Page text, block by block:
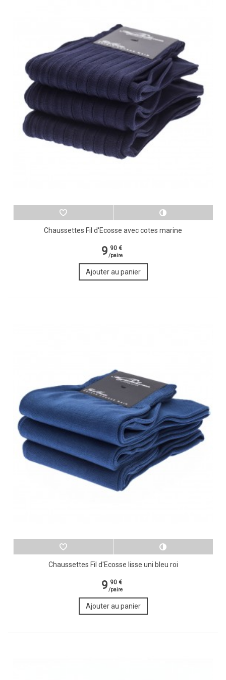
Chaussettes Fil d'Ecosse avec cotes marine
9 90 €
/paire
Chaussettes Fil d'Ecosse lisse uni bleu roi
9 90 €
/paire